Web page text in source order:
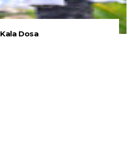
Kala Dosa